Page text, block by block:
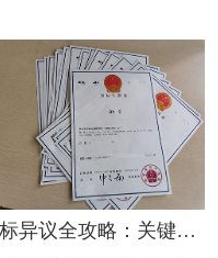
请并非随意之举，申请人需要了解
要求、目的、法律依据以及可能面
失败原因。本文将为您详细解读撤
请的要点，帮助您在提出申请时更
心应手。
异议全攻略：关键问